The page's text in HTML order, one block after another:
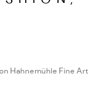
ALS
Hahnemühle Fine Art